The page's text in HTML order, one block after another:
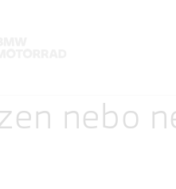
nebo